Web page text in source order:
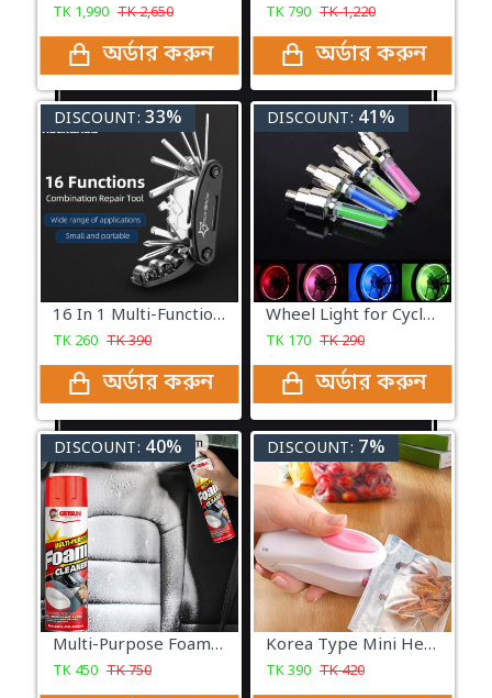
TK 1,990 TK2,650
অর্ডার করুন
TK 790 TK1,220
অর্ডার করুন
DISCOUNT: 33%
16 In 1 Multi-Function Bike & Bicycle Mechanic Repair Tool Kit
TK 260 TK390
অর্ডার করুন
DISCOUNT: 41%
Wheel Light for Cycle, Bike & Car
TK 170 TK290
অর্ডার করুন
DISCOUNT: 40%
Multi-Purpose Foam Cleaner - Car Bike
TK 450 TK750
DISCOUNT: 7%
Korea Type Mini Heat Sealing Machine
TK390 TK420